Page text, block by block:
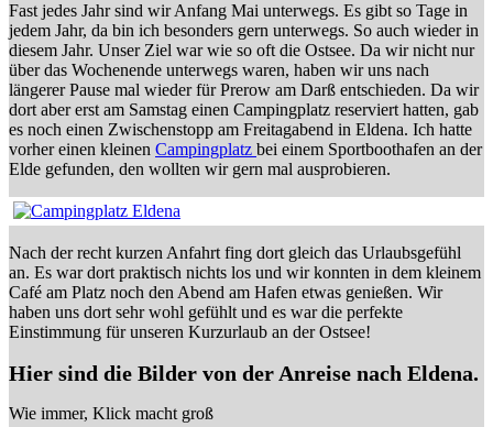
Fast jedes Jahr sind wir Anfang Mai unterwegs. Es gibt so Tage in
jedem Jahr, da bin ich besonders gern unterwegs. So auch wieder in
diesem Jahr. Unser Ziel war wie so oft die Ostsee. Da wir nicht nur
über das Wochenende unterwegs waren, haben wir uns nach
längerer Pause mal wieder für Prerow am Darß entschieden. Da wir
dort aber erst am Samstag einen Campingplatz reserviert hatten, gab
es noch einen Zwischenstopp am Freitagabend in Eldena. Ich hatte
vorher einen kleinen Campingplatz bei einem Sportboothafen an der
Elde gefunden, den wollten wir gern mal ausprobieren.
Nach der recht kurzen Anfahrt fing dort gleich das Urlaubsgefühl
an. Es war dort praktisch nichts los und wir konnten in dem kleinem
Café am Platz noch den Abend am Hafen etwas genießen. Wir
haben uns dort sehr wohl gefühlt und es war die perfekte
Einstimmung für unseren Kurzurlaub an der Ostsee!
Hier sind die Bilder von der Anreise nach Eldena.
Wie immer, Klick macht groß